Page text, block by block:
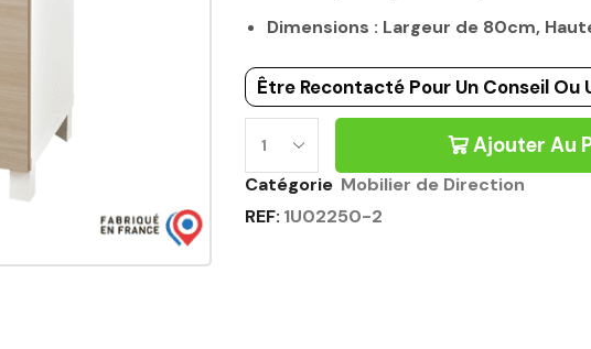
Dimensions : Largeur de 80cm,
Être Recontacté Pour Un Conseil Ou
RANGEMENT
MOBILIER
DE
DIRECTION
Ajouter Au
Catégorie Mobilier de Direction
REF: 1U02250-2